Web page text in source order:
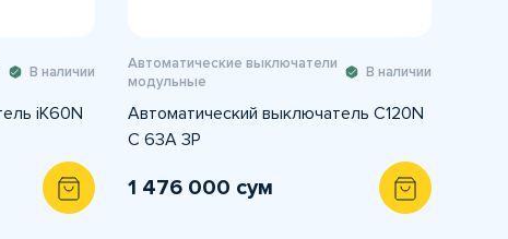
В наличии
iK60N
Автоматические выключатели
модульные
В наличии
Автоматический выключатель C120N
C 63A 3P
1 476 000 сум